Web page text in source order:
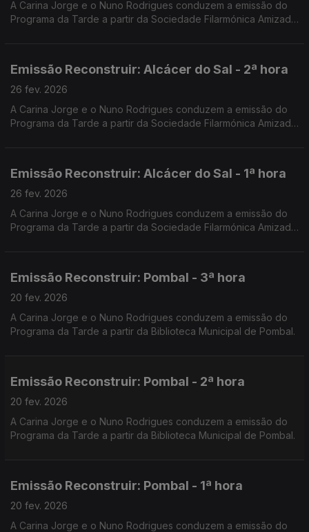
A Carina Jorge e o Nuno Rodrigues conduzem a emissão do
Programa da Tarde a partir da Sociedade Filarmónica Amizade
Emissão Reconstruir: Alcácer do Sal - 2ª hora
26 fev. 2026
A Carina Jorge e o Nuno Rodrigues conduzem a emissão do
Programa da Tarde a partir da Sociedade Filarmónica Amizade
Emissão Reconstruir: Alcácer do Sal - 1ª hora
26 fev. 2026
A Carina Jorge e o Nuno Rodrigues conduzem a emissão do
Programa da Tarde a partir da Sociedade Filarmónica Amizade
Emissão Reconstruir: Pombal - 3ª hora
20 fev. 2026
A Carina Jorge e o Nuno Rodrigues conduzem a emissão do
Programa da Tarde a partir da Biblioteca Municipal de Pombal.
Emissão Reconstruir: Pombal - 2ª hora
20 fev. 2026
A Carina Jorge e o Nuno Rodrigues conduzem a emissão do
Programa da Tarde a partir da Biblioteca Municipal de Pombal.
Emissão Reconstruir: Pombal - 1ª hora
20 fev. 2026
A Carina Jorge e o Nuno Rodrigues conduzem a emissão do